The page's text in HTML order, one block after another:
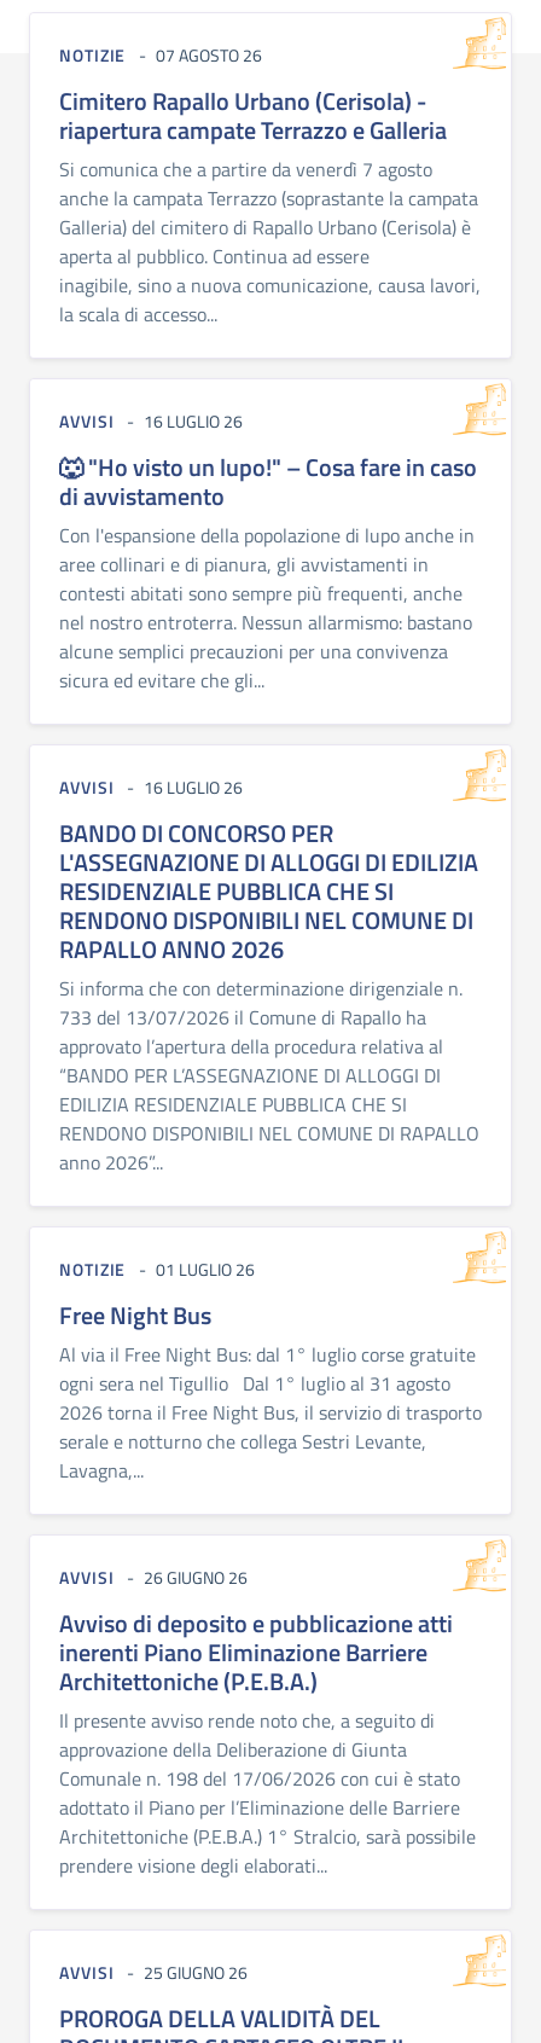
NOTIZIE 07 AGOSTO 26
Cimitero Rapallo Urbano (Cerisola) -
riapertura campate Terrazzo e Galleria
Si comunica che a partire da venerdì 7 agosto
anche la campata Terrazzo (soprastante la campata
Galleria) del cimitero di Rapallo Urbano (Cerisola) è
aperta al pubblico. Continua ad essere
inagibile, sino a nuova comunicazione, causa lavori,
la scala di accesso...
AVVISI 16 LUGLIO 26
🐺 "Ho visto un lupo!" – Cosa fare in caso
di avvistamento
Con l'espansione della popolazione di lupo anche in
aree collinari e di pianura, gli avvistamenti in
contesti abitati sono sempre più frequenti, anche
nel nostro entroterra. Nessun allarmismo: bastano
alcune semplici precauzioni per una convivenza
sicura ed evitare che gli...
AVVISI 16 LUGLIO 26
BANDO DI CONCORSO PER
L'ASSEGNAZIONE DI ALLOGGI DI EDILIZIA
RESIDENZIALE PUBBLICA CHE SI
RENDONO DISPONIBILI NEL COMUNE DI
RAPALLO ANNO 2026
Si informa che con determinazione dirigenziale n.
733 del 13/07/2026 il Comune di Rapallo ha
approvato l’apertura della procedura relativa al
“BANDO PER L’ASSEGNAZIONE DI ALLOGGI DI
EDILIZIA RESIDENZIALE PUBBLICA CHE SI
RENDONO DISPONIBILI NEL COMUNE DI RAPALLO
anno 2026”...
NOTIZIE 01 LUGLIO 26
Free Night Bus
Al via il Free Night Bus: dal 1° luglio corse gratuite
ogni sera nel Tigullio Dal 1° luglio al 31 agosto
2026 torna il Free Night Bus, il servizio di trasporto
serale e notturno che collega Sestri Levante,
Lavagna,...
AVVISI 26 GIUGNO 26
Avviso di deposito e pubblicazione atti
inerenti Piano Eliminazione Barriere
Architettoniche (P.E.B.A.)
Il presente avviso rende noto che, a seguito di
approvazione della Deliberazione di Giunta
Comunale n. 198 del 17/06/2026 con cui è stato
adottato il Piano per l’Eliminazione delle Barriere
Architettoniche (P.E.B.A.) 1° Stralcio, sarà possibile
prendere visione degli elaborati...
AVVISI 25 GIUGNO 26
PROROGA DELLA VALIDITÀ DEL